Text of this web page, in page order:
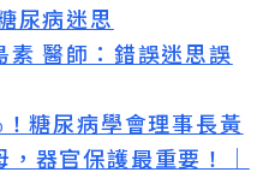
尿病迷思
素 醫師：錯誤迷思誤
糖尿病學會理事長黃
器官保護最重要！｜